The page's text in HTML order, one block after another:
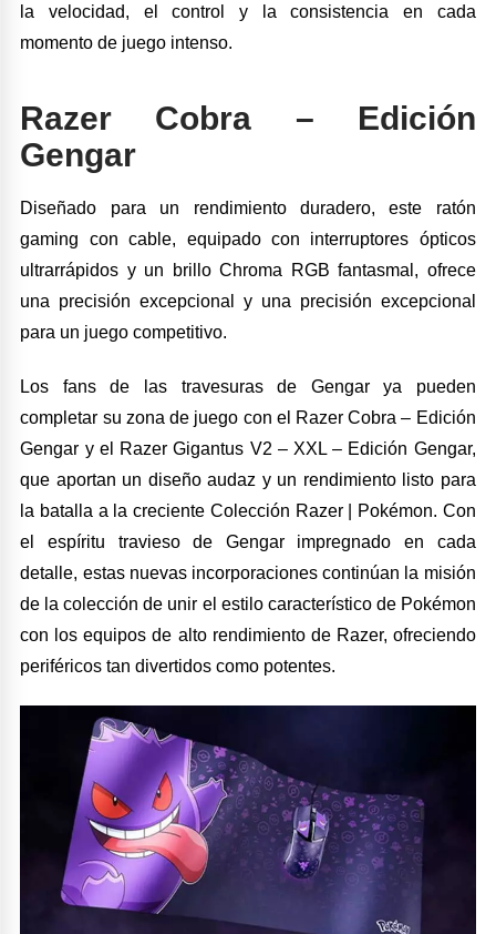
la velocidad, el control y la consistencia en cada
momento de juego intenso.
Razer Cobra – Edición
Gengar
Diseñado para un rendimiento duradero, este ratón
gaming con cable, equipado con interruptores ópticos
ultrarrápidos y un brillo Chroma RGB fantasmal, ofrece
una precisión excepcional y una precisión excepcional
para un juego competitivo.
Los fans de las travesuras de Gengar ya pueden
completar su zona de juego con el Razer Cobra – Edición
Gengar y el Razer Gigantus V2 – XXL – Edición Gengar,
que aportan un diseño audaz y un rendimiento listo para
la batalla a la creciente Colección Razer | Pokémon. Con
el espíritu travieso de Gengar impregnado en cada
detalle, estas nuevas incorporaciones continúan la misión
de la colección de unir el estilo característico de Pokémon
con los equipos de alto rendimiento de Razer, ofreciendo
periféricos tan divertidos como potentes.